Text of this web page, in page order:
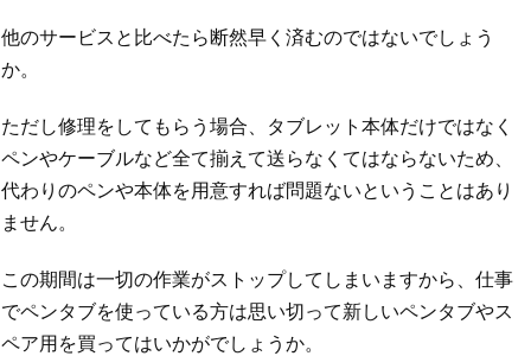
他のサービスと比べたら断然早く済むのではないでしょう
か。
ただし修理をしてもらう場合、タブレット本体だけではなく
ペンやケーブルなど全て揃えて送らなくてはならないため、
代わりのペンや本体を用意すれば問題ないということはあり
ません。
この期間は一切の作業がストップしてしまいますから、仕事
でペンタブを使っている方は思い切って新しいペンタブやス
ペア用を買ってはいかがでしょうか。